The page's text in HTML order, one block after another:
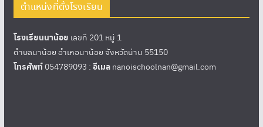
ตำแหน่งที่ตั้งโรงเรียน
โรงเรียนนาน้อย เลขที่ 201 หมู่ 1
ตำบลนาน้อย อำเภอนาน้อย จังหวัดน่าน 55150
โทรศัพท์054789093 : อีเมลnanoischoolnan@gmail.com